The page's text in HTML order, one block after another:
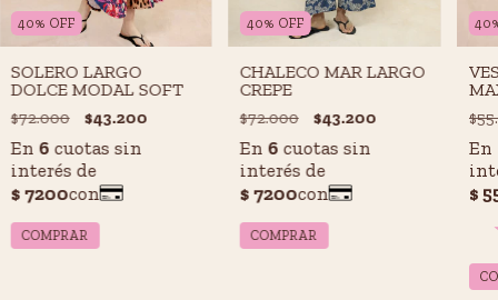
40% OFF
SOLERO LARGO
DOLCE MODAL SOFT
$72.000 $43.200
COMPRAR
40% OFF
CHALECO MAR LARGO
CREPE
$72.000 $43.200
COMPRAR
40